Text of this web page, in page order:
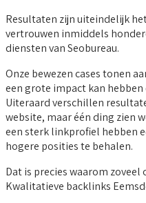
Resultaten zijn uiteindelijk
vertrouwen inmiddels
diensten van Seobureau.
Onze bewezen cases tonen
een grote impact kan
Uiteraard verschillen
website, maar één ding zien
een sterk linkprofiel hebben
hogere posities te behalen.
Dat is precies waarom
Kwalitatieve backlinks